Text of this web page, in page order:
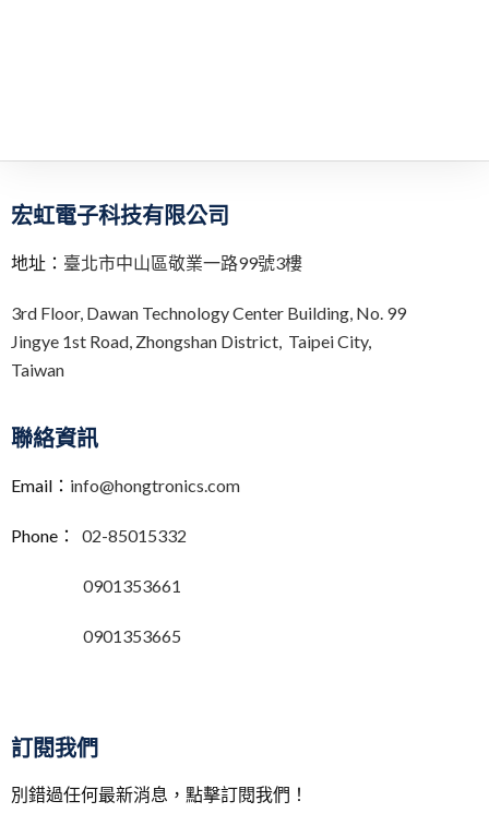
宏虹電子科技有限公司
地址： 臺北市中山區敬業一路99號3樓
3rd Floor, Dawan Technology Center Building, No. 99
Jingye 1st Road, Zhongshan District, Taipei City,
Taiwan
聯絡資訊
Email： info@hongtronics.com
Phone： 02-85015332
0901353661
0901353665
訂閱我們
別錯過任何最新消息，點擊訂閱我們！